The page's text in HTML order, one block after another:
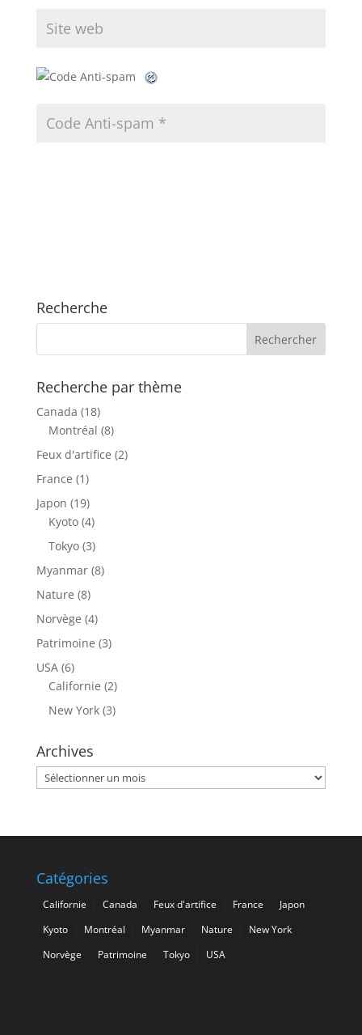
Recherche
Recherche par thème
Canada (18)
Montréal (8)
Feux d'artifice (2)
France (1)
Japon (19)
Kyoto(4)
Tokyo(3)
Myanmar(8)
Nature (8)
Norvège (4)
Patrimoine (3)
USA(6)
Californie (2)
New York(3)
Archives
Archives
Catégories
Californie Canada Feux d'artifice France
Japon
Kyoto
Montréal Myanmar Nature
New York
Norvège
Patrimoine Tokyo USA